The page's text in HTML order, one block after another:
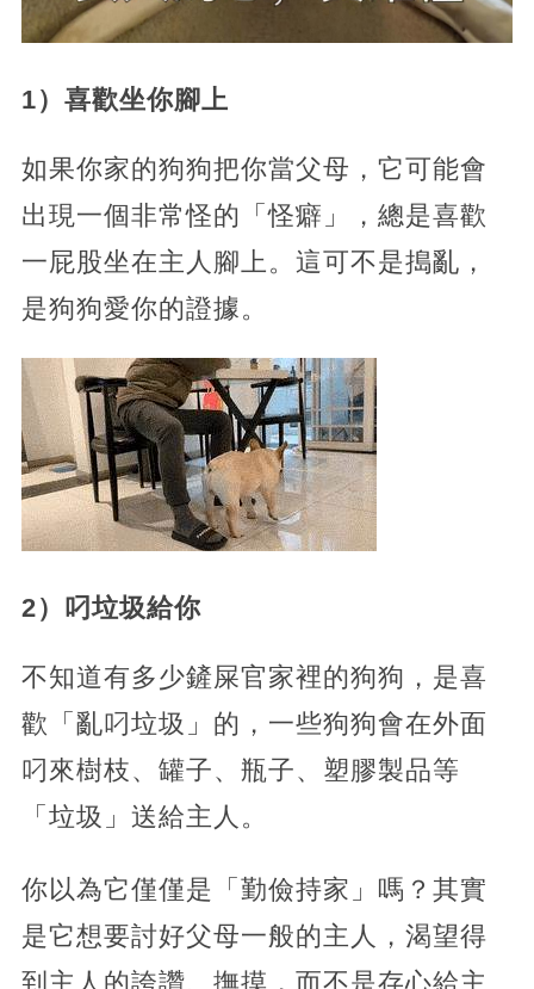
1）喜歡坐你腳上
如果你家的狗狗把你當父母，它可能會
出現一個非常怪的「怪癖」，總是喜歡
一屁股坐在主人腳上。這可不是搗亂，
是狗狗愛你的證據。
2）叼垃圾給你
不知道有多少鏟屎官家裡的狗狗，是喜
歡「亂叼垃圾」的，一些狗狗會在外面
叼來樹枝、罐子、瓶子、塑膠製品等
「垃圾」送給主人。
你以為它僅僅是「勤儉持家」嗎？其實
是它想要討好父母一般的主人，渴望得
到主人的誇讚、撫摸，而不是存心給主